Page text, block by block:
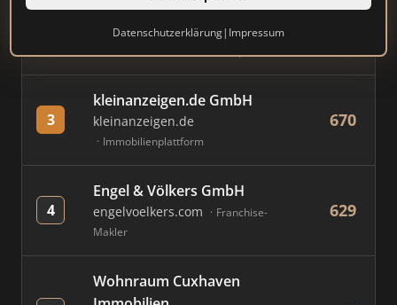
Datenschutzerklärung| Impressum
AVIV Germany GmbH
3
kleinanzeigen.de GmbH
kleinanzeigen.de
Immobilienplattform
670
4
Engel & Völkers GmbH
engelvoelkers.com
Franchise-
Makler
629
Wohnraum Cuxhaven